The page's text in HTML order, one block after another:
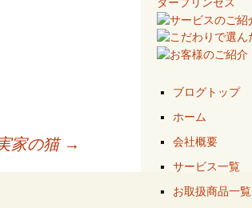
家の猫 →
ブログトップ
ホーム
会社概要
サービス一覧
お取扱商品一覧